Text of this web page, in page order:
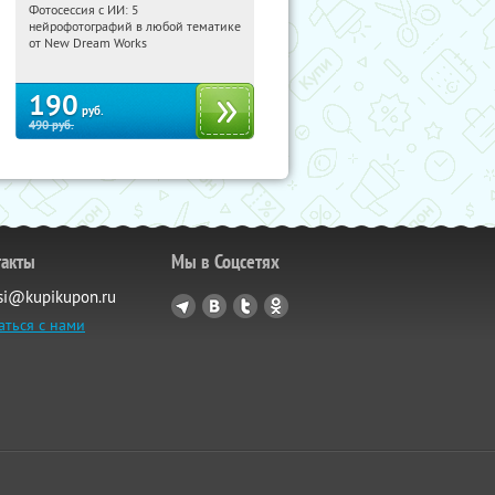
00:31:35
Россия
Фотосессия с ИИ: 5
нейрофотографий в любой тематике
от New Dream Works
190 руб.
490руб.
с нами
Мы в Соцсетях